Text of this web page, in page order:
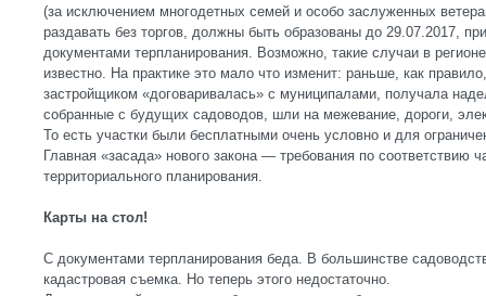
(за исключением многодетных семей и особо заслуженных
раздавать без торгов, должны быть образованы до 29.07.2017,
документами терпланирования. Возможно, такие случаи в
известно. На практике это мало что изменит: раньше, как
застройщиком «договаривалась» с муниципалами, получала
собранные с будущих садоводов, шли на межевание, дороги,
То есть участки были бесплатными очень условно и для
Главная «засада» нового закона — требования по соответствию
территориального планирования.
Карты на стол!
С документами терпланирования беда. В большинстве
кадастровая съемка. Но теперь этого недостаточно.